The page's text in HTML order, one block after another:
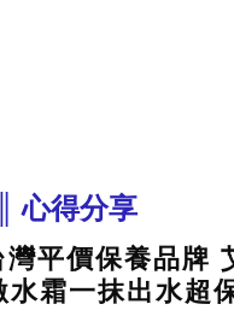
心得分享
灣平價保養品牌
霜一抹出水超